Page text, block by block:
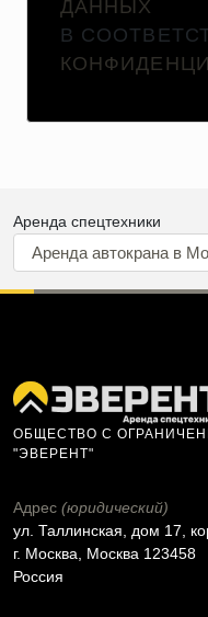
ДАННЫХ
В
Аренда спецтехники
Аренда автокрана в
ОБЩЕСТВО С
"ЭВЕРЕНТ"
Адрес (юридический)
ул. Таллинская, дом 17,
г. Москва, Москва 123458
Россия